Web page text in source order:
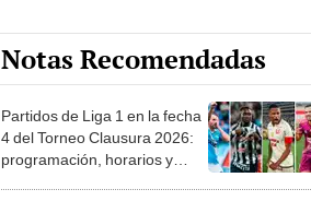
Notas Recomendadas
Partidos de Liga 1 en la fecha
4 del Torneo Clausura 2026:
programación, horarios y
dónde ver